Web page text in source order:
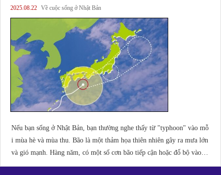
n tivi.
2025.08.22 Về cuộc sống ở Nhật Bản
Nếu bạn sống ở Nhật Bản, bạn thường nghe thấy từ "typhoon" vào mỗ
i mùa hè và mùa thu. Bão là một thảm họa thiên nhiên gây ra mưa lớn
và gió mạnh. Hàng năm, có một số cơn bão tiếp cận hoặc đổ bộ vào N
hật Bản. [Bão? Bão? Lốc xoáy?] Từ "typhoon" là một thuật ngữ thườn